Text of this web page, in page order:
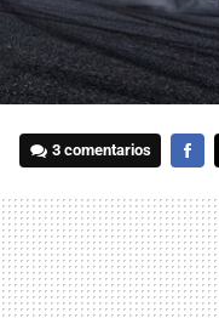
3 comentarios